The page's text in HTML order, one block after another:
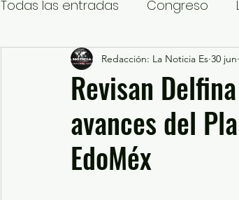
Todas las entradas Congreso
Nacional Estatal
Educación y Cultura
¿Qué pasa en tus municipios?
Revisan
avances del
EdoMéx
Redacción: La Noticia Es 30 jun